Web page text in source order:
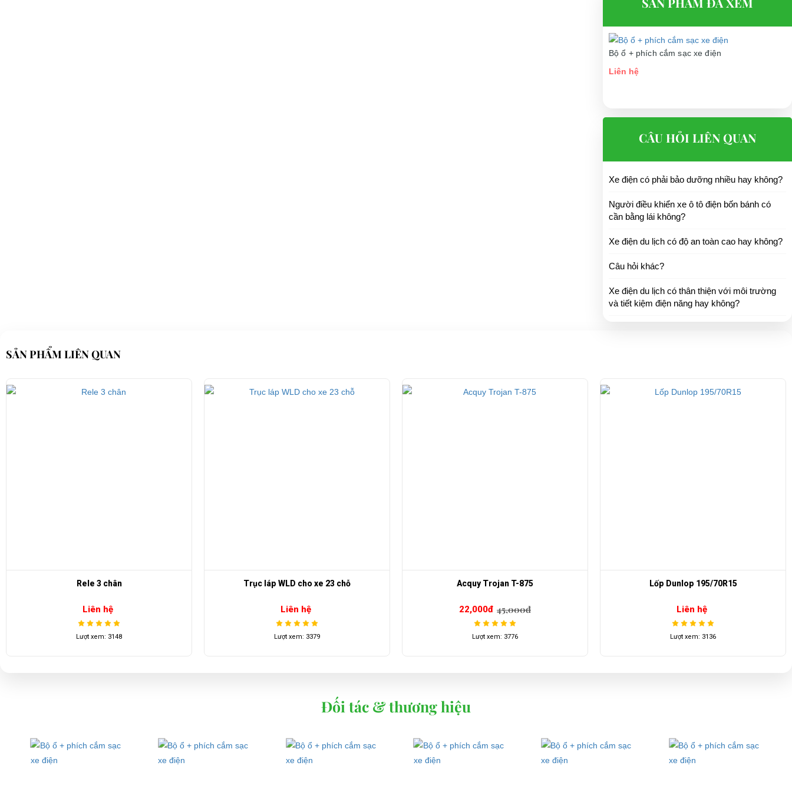
Bộ ổ + phích cắm sạc xe điện
Liên hệ
CÂU HỎI LIÊN QUAN
Xe điện có phải bảo dưỡng nhiều hay không?
Người điều khiển xe ô tô điện bốn bánh có
cần bằng lái không?
Xe điện du lịch có độ an toàn cao hay không?
Câu hỏi khác?
Xe điện du lịch có thân thiện với môi trường
và tiết kiệm điện năng hay không?
SẢN PHẨM LIÊN QUAN
Rele 3 chân
Liên hệ
Lượt xem: 3148
Trục láp WLD cho xe 23 chỗ
Liên hệ
Lượt xem: 3379
Acquy Trojan T-875
22,000đ 45,000đ
Lượt xem: 3776
Lốp Dunlop 195/70R15
Liên hệ
Lượt xem: 3136
Đối tác & thương hiệu